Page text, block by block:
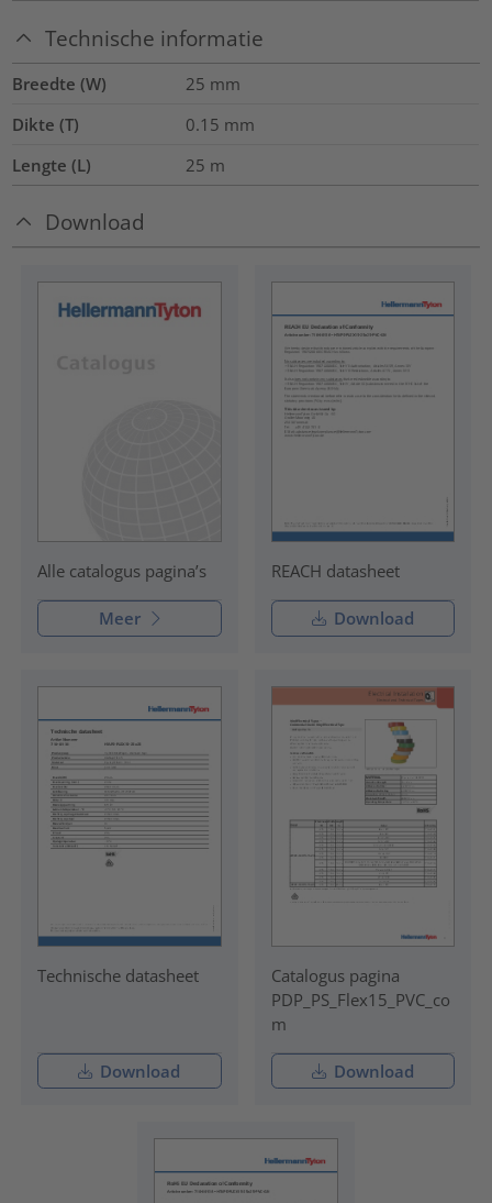
Technische informatie
Breedte (W) 25 mm
Dikte (T)
0.15 mm
Lengte (L)
25 m
Download
Alle catalogus pagina’s
Meer
REACH datasheet
Download
Technische datasheet
Download
Catalogus pagina
PDP_PS_Flex15_PVC_co
m
Download